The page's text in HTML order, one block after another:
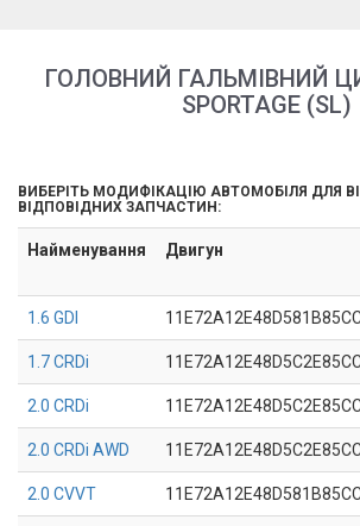
ГОЛОВНИЙ ГАЛЬМІВНИЙ
SPORTAGE (SL)
ВИБЕРІТЬ МОДИФІКАЦІЮ АВТОМОБІЛЯ ДЛЯ
ВІДПОВІДНИХ ЗАПЧАСТИН:
Найменування Двигун
1.6 GDI
1.7 CRDi
2.0 CRDi
2.0 CRDi AWD
2.0 CVVT